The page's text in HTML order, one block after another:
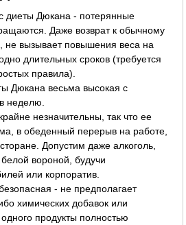
диеты Дюкана - потерянные
Даже возврат к обычному
не вызывает повышения веса на
длительных сроков (требуется
правила).
Дюкана весьма высокая с
неделю.
незначительны, так что ее
в обеденный перерыв на работе,
Допустим даже алкоголь,
вороной, будучи
или корпоратив.
- не предполагает
химических добавок или
продукты полностью